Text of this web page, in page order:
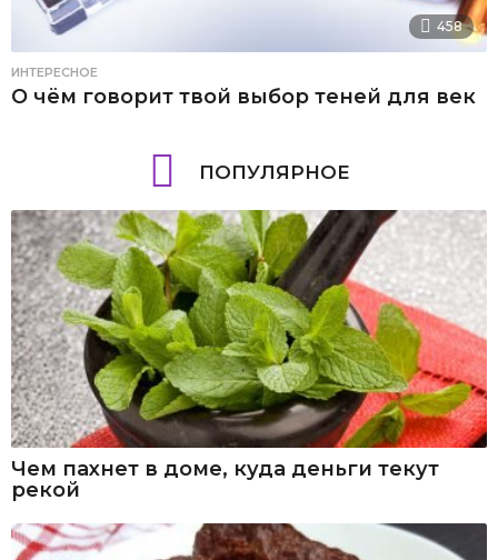
458
ИНТЕРЕСНОЕ
О чём говорит твой выбор теней для век
ПОПУЛЯРНОЕ
Чем пахнет в доме, куда деньги текут
рекой